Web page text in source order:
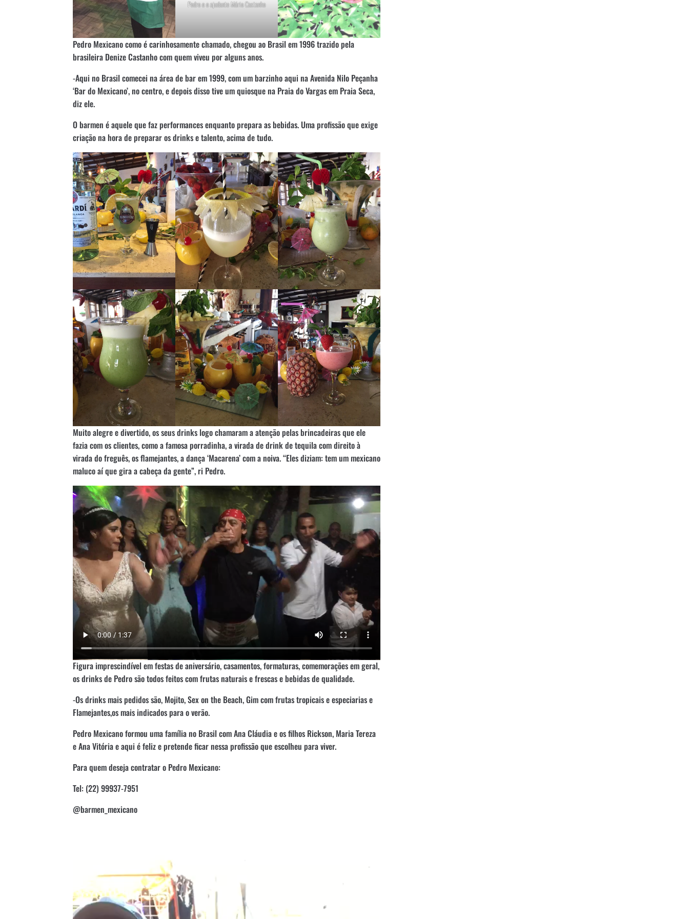
Pedro e o ajudante Mário Castanho
Pedro Mexicano como é carinhosamente chamado, chegou ao Brasil em 1996 trazido pela
brasileira Denize Castanho com quem viveu por alguns anos.
-Aqui no Brasil comecei na área de bar em 1999, com um barzinho aqui na Avenida Nilo Peçanha
‘Bar do Mexicano’, no centro, e depois disso tive um quiosque na Praia do Vargas em Praia Seca,
diz ele.
O barmen é aquele que faz performances enquanto prepara as bebidas. Uma profissão que exige
criação na hora de preparar os drinks e talento, acima de tudo.
Muito alegre e divertido, os seus drinks logo chamaram a atenção pelas brincadeiras que ele
fazia com os clientes, como a famosa porradinha, a virada de drink de tequila com direito à
virada do freguês, os flamejantes, a dança ‘Macarena’ com a noiva. “Eles diziam: tem um mexicano
maluco aí que gira a cabeça da gente”, ri Pedro.
Figura imprescindível em festas de aniversário, casamentos, formaturas, comemorações em geral,
os drinks de Pedro são todos feitos com frutas naturais e frescas e bebidas de qualidade.
-Os drinks mais pedidos são, Mojito, Sex on the Beach, Gim com frutas tropicais e especiarias e
Flamejantes,os mais indicados para o verão.
Pedro Mexicano formou uma família no Brasil com Ana Cláudia e os filhos Rickson, Maria Tereza
e Ana Vitória e aqui é feliz epretende ficar nessa profissão que escolheu para viver.
Para quem deseja contratar o Pedro Mexicano:
Tel: (22) 99937-7951
@barmen_mexicano